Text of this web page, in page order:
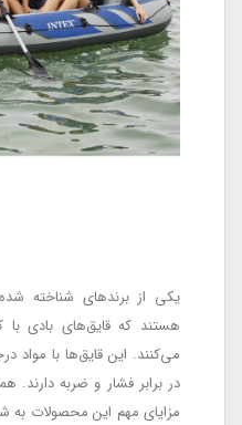
یکی از برندهای شناخته شده
هستند که قایق‌های بادی
می‌کنند. این قایق‌ها با مواد
در برابر فشار و ضربه
مزایای مهم این محصولات به